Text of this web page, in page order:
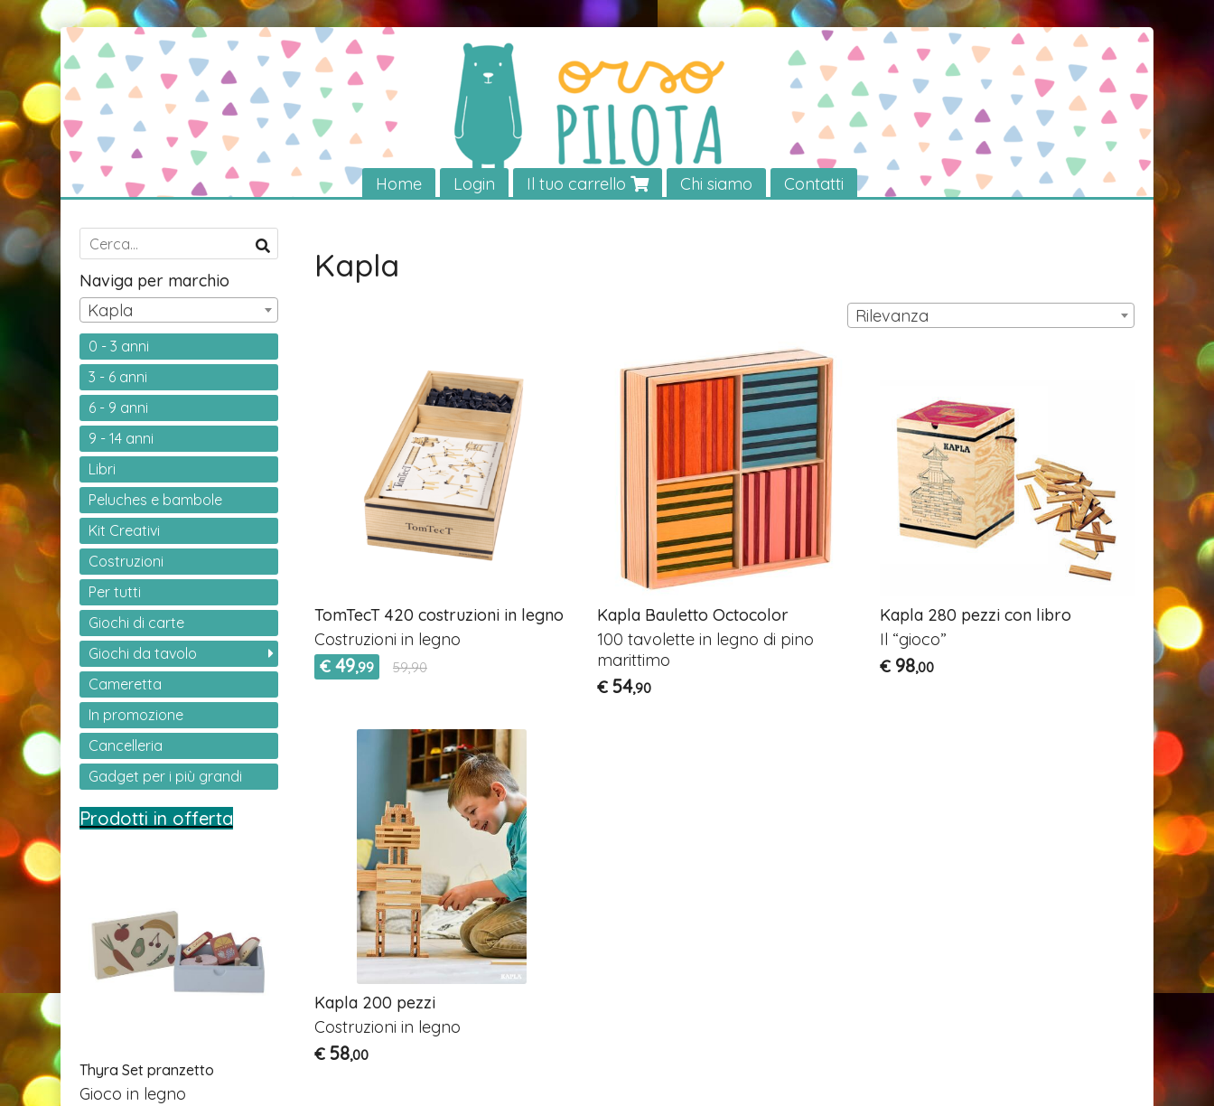
Home Login Il tuo carrello Chi siamo Contatti
Kapla
Rilevanza
TomTecT 420 costruzioni in legno
Costruzioni in legno
€ 49,99 59,90
Kapla Bauletto Octocolor
100 tavolette in legno di pino
marittimo
€ 54,90
Kapla 280 pezzi con libro
Il “gioco”
€ 98,00
Kapla 200 pezzi
Costruzioni in legno
€ 58,00
Naviga per marchio
Kapla
0 - 3 anni
3 - 6 anni
6 - 9 anni
9 - 14 anni
Libri
Peluches e bambole
Kit Creativi
Costruzioni
Per tutti
Giochi di carte
Giochi da tavolo
Cameretta
In promozione
Cancelleria
Gadget per i più grandi
Prodotti in offerta
Thyra Set pranzetto
Gioco in legno